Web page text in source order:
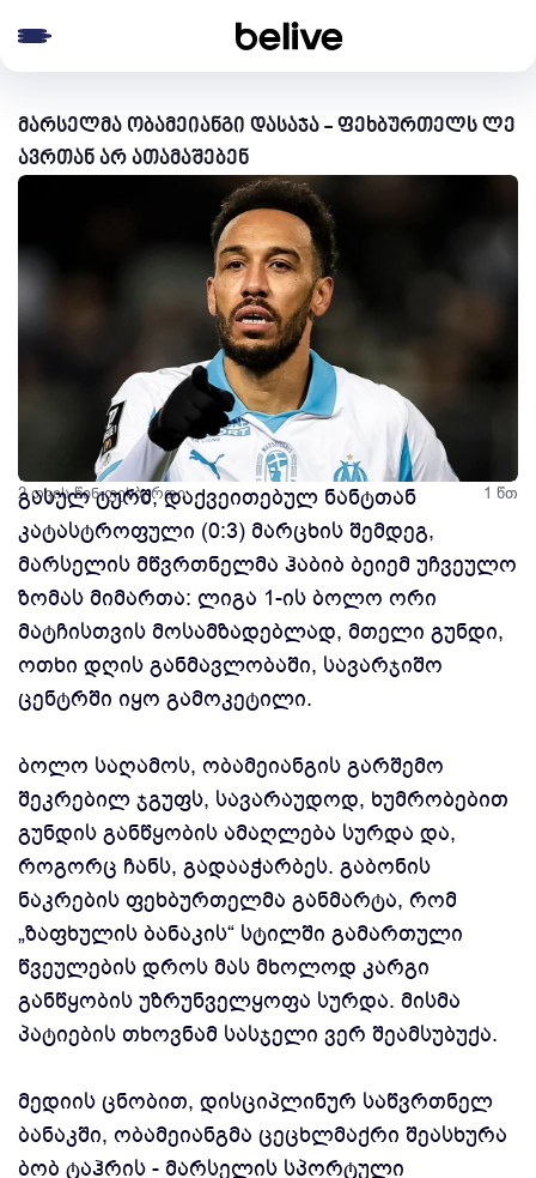
მარსელმა ობამეიანგი დასაჯა - ფეხბურთელს ლე
ავრთან არ ათამაშებენ
2 თვის წინ ფეხბურთი 1 წთ
გასულ ტურშ, დაქვეითებულ ნანტთან
კატასტროფული (0:3) მარცხის შემდეგ,
მარსელის მწვრთნელმა ჰაბიბ ბეიემ უჩვეულო
ზომას მიმართა: ლიგა 1-ის ბოლო ორი
მატჩისთვის მოსამზადებლად, მთელი გუნდი,
ოთხი დღის განმავლობაში, სავარჯიშო
ცენტრში იყო გამოკეტილი.
ბოლო საღამოს, ობამეიანგის გარშემო
შეკრებილ ჯგუფს, სავარაუდოდ, ხუმრობებით
გუნდის განწყობის ამაღლება სურდა და,
როგორც ჩანს, გადააჭარბეს. გაბონის
ნაკრების ფეხბურთელმა განმარტა, რომ
„ზაფხულის ბანაკის“ სტილში გამართული
წვეულების დროს მას მხოლოდ კარგი
განწყობის უზრუნველყოფა სურდა. მისმა
პატიების თხოვნამ სასჯელი ვერ შეამსუბუქა.
მედიის ცნობით, დისციპლინურ საწვრთნელ
ბანაკში, ობამეიანგმა ცეცხლმაქრი შეასხურა
ბობ ტაჰრის - მარსელის სპორტული